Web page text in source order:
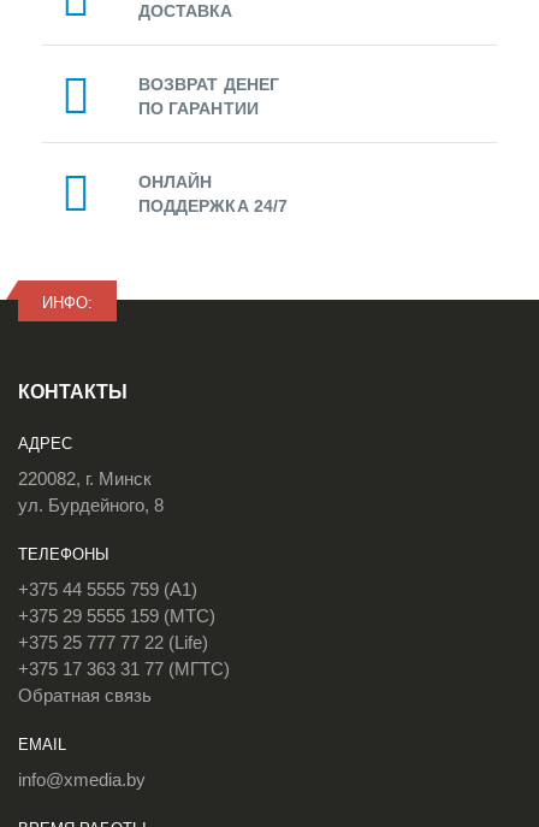
ДОСТАВКА
ВОЗВРАТ ДЕНЕГ
ПО ГАРАНТИИ
ОНЛАЙН
ПОДДЕРЖКА 24/7
ИНФО:
КОНТАКТЫ
АДРЕС
220082, г. Минск
ул. Бурдейного, 8
ТЕЛЕФОНЫ
+375 44 5555 759 (A1)
+375 29 5555 159 (МТС)
+375 25 777 77 22 (Life)
+375 17 363 31 77 (МГТС)
Обратная связь
EMAIL
info@xmedia.by